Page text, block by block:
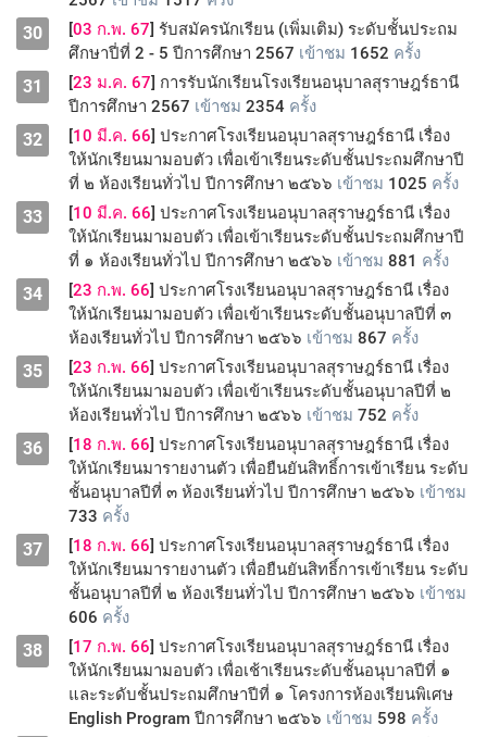
30 [03 ก.พ. 67] รับสมัครนักเรียน (เพิ่มเติม) ระดับชั้นประถม
ศึกษาปี่ที่ 2 - 5 ปีการศึกษา 2567 เข้าชม 1652 ครั้ง
31 [23 ม.ค. 67] การรับนักเรียนโรงเรียนอนุบาลสุราษฎร์ธานี
ปีการศึกษา 2567 เข้าชม 2354 ครั้ง
32 [10 มี.ค. 66] ประกาศโรงเรียนอนุบาลสุราษฎร์ธานี เรื่อง
ให้นักเรียนมามอบตัว เพื่อเข้าเรียนระดับชั้นประถมศึกษาปี
ที่ ๒ ห้องเรียนทั่วไป ปีการศึกษา ๒๕๖๖ เข้าชม 1025 ครั้ง
33 [10 มี.ค. 66] ประกาศโรงเรียนอนุบาลสุราษฎร์ธานี เรื่อง
ให้นักเรียนมามอบตัว เพื่อเข้าเรียนระดับชั้นประถมศึกษาปี
ที่ ๑ ห้องเรียนทั่วไป ปีการศึกษา ๒๕๖๖ เข้าชม 881 ครั้ง
34 [23 ก.พ. 66] ประกาศโรงเรียนอนุบาลสุราษฎร์ธานี เรื่อง
ให้นักเรียนมามอบตัว เพื่อเข้าเรียนระดับชั้นอนุบาลปีที่ ๓
ห้องเรียนทั่วไป ปีการศึกษา ๒๕๖๖ เข้าชม 867 ครั้ง
35 [23 ก.พ. 66] ประกาศโรงเรียนอนุบาลสุราษฎร์ธานี เรื่อง
ให้นักเรียนมามอบตัว เพื่อเข้าเรียนระดับชั้นอนุบาลปีที่ ๒
ห้องเรียนทั่วไป ปีการศึกษา ๒๕๖๖ เข้าชม 752 ครั้ง
36 [18 ก.พ. 66] ประกาศโรงเรียนอนุบาลสุราษฎร์ธานี เรื่อง
ให้นักเรียนมารายงานตัว เพื่อยืนยันสิทธิ์การเข้าเรียน ระดับ
ชั้นอนุบาลปีที่ ๓ ห้องเรียนทั่วไป ปีการศึกษา ๒๕๖๖ เข้าชม
733 ครั้ง
37 [18 ก.พ. 66] ประกาศโรงเรียนอนุบาลสุราษฎร์ธานี เรื่อง
ให้นักเรียนมารายงานตัว เพื่อยืนยันสิทธิ์การเข้าเรียน ระดับ
ชั้นอนุบาลปีที่ ๒ ห้องเรียนทั่วไป ปีการศึกษา ๒๕๖๖ เข้าชม
606 ครั้ง
38 [17 ก.พ. 66] ประกาศโรงเรียนอนุบาลสุราษฎร์ธานี เรื่อง
ให้นักเรียนมามอบตัว เพื่อเช้าเรียนระดับชั้นอนุบาลปีที่ ๑
และระดับชั้นประถมศึกษาปีที่ ๑ โครงการห้องเรียนพิเศษ
English Program ปีการศึกษา ๒๕๖๖ เข้าชม 598 ครั้ง